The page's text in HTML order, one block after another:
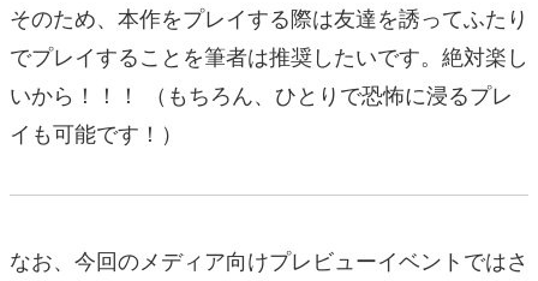
そのため、本作をプレイする際は友達を誘ってふたり
でプレイすることを筆者は推奨したいです。絶対楽し
いから！！！ （もちろん、ひとりで恐怖に浸るプレ
イも可能です！）
なお、今回のメディア向けプレビューイベントではさ